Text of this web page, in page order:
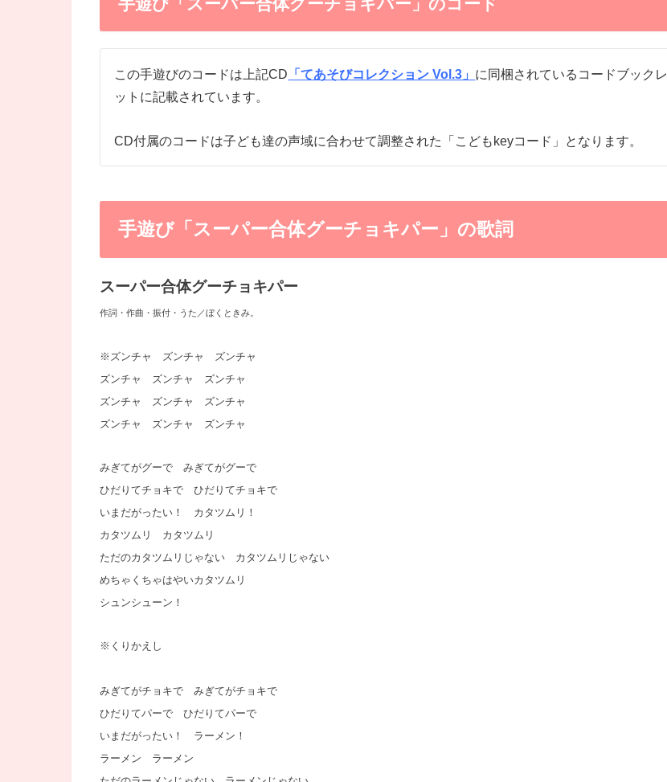
この手遊びのコードは上記CD 「てあそびコレクション Vol.3」 に同梱されているコードブックレ
ットに記載されています。
CD付属のコードは子ども達の声域に合わせて調整された「こどもkeyコード」となります。
手遊び「スーパー合体グーチョキパー」の歌詞
スーパー合体グーチョキパー
作詞・作曲・振付・うた／ぼくときみ。
※ズンチャ ズンチャ ズンチャ
ズンチャ ズンチャ ズンチャ
ズンチャ ズンチャ ズンチャ
ズンチャ ズンチャ ズンチャ
みぎてがグーで みぎてがグーで
ひだりてチョキで ひだりてチョキで
いまだがったい！ カタツムリ！
カタツムリ カタツムリ
ただのカタツムリじゃない カタツムリじゃない
めちゃくちゃはやいカタツムリ
シュンシューン！
※くりかえし
みぎてがチョキで みぎてがチョキで
ひだりてパーで ひだりてパーで
いまだがったい！ ラーメン！
ラーメン ラーメン